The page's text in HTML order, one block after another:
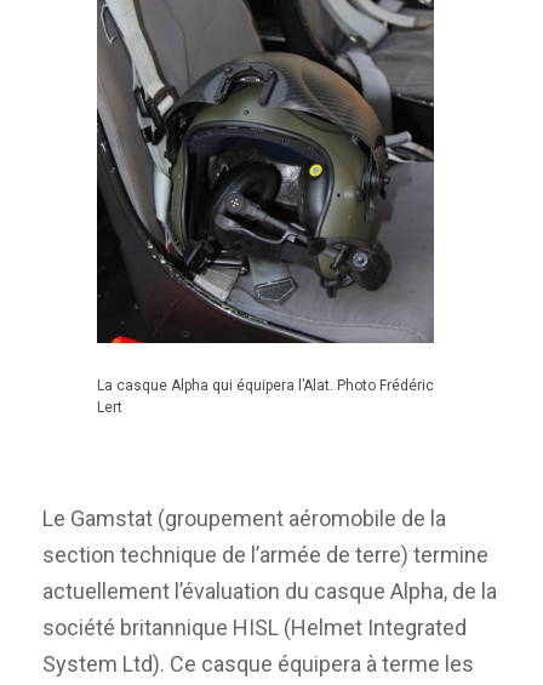
La casque Alpha qui équipera l’Alat. Photo Frédéric
Lert
Le Gamstat (groupement aéromobile de la
section technique de l’armée de terre) termine
actuellement l’évaluation du casque Alpha, de la
société britannique HISL (Helmet Integrated
System Ltd). Ce casque équipera à terme les